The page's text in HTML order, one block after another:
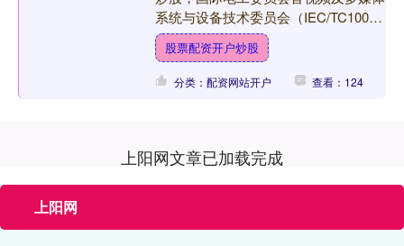
系统与设备技术委员会（IEC/TC100）
第 17 技术领域（TA17）第十....
股票配资开户炒股
分类：配资网站开户 查看：124
上阳网文章已加载完成
上阳网